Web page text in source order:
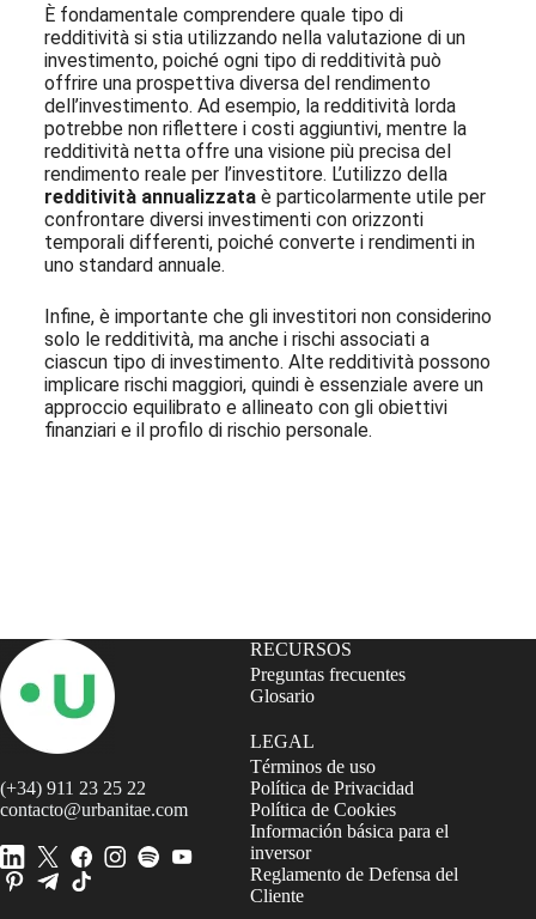
È fondamentale comprendere quale tipo di
redditività si stia utilizzando nella valutazione di un
investimento, poiché ogni tipo di redditività può
offrire una prospettiva diversa del rendimento
dell’investimento. Ad esempio, la redditività lorda
potrebbe non riflettere i costi aggiuntivi, mentre la
redditività netta offre una visione più precisa del
rendimento reale per l’investitore. L’utilizzo della
redditività annualizzataè particolarmente utile per
confrontare diversi investimenti con orizzonti
temporali differenti, poiché converte i rendimenti in
uno standard annuale.
Infine, è importante che gli investitori non considerino
solo le redditività, ma anche i rischi associati a
ciascun tipo di investimento. Alte redditività possono
implicare rischi maggiori, quindi è essenziale avere un
approccio equilibrato e allineato con gli obiettivi
finanziari e il profilo di rischio personale.
(+34) 911 23 25 22
contacto@urbanitae.com
RECURSOS
Preguntas frecuentes
Glosario
LEGAL
Términos de uso
Política de Privacidad
Política de Cookies
Información básica para el
inversor
Reglamento de Defensa del
Cliente